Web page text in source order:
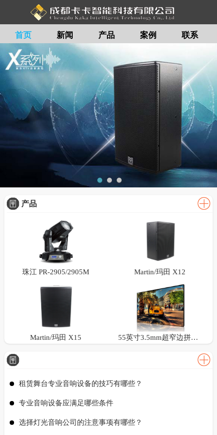
首页 新闻 产品 案例 联系
留言
产品
珠江 PR-2905/2905M Martin/玛田 X12
Martin/玛田 X15 55英寸3.5mm超窄边拼接屏
租赁舞台专业音响设备的技巧有哪些？
专业音响设备应满足哪些条件
选择灯光音响公司的注意事项有哪些？